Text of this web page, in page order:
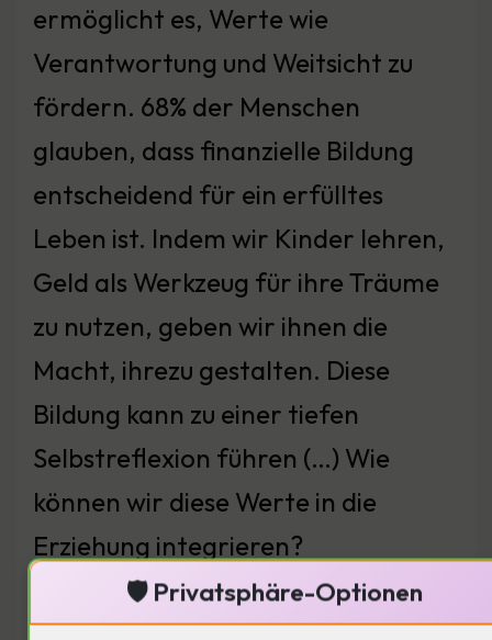
ermöglicht es, Werte wie
Verantwortung und Weitsicht zu
fördern. 68% der Menschen
glauben, dass finanzielle Bildung
entscheidend für ein erfülltes
Leben ist. Indem wir Kinder lehren,
Geld als Werkzeug für ihre Träume
zu nutzen, geben wir ihnen die
Macht, ihrezu gestalten. Diese
Bildung kann zu einer tiefen
Selbstreflexion führen (…) Wie
können wir diese Werte in die
Erziehung integrieren?
🛡️ Privatsphäre-Optionen